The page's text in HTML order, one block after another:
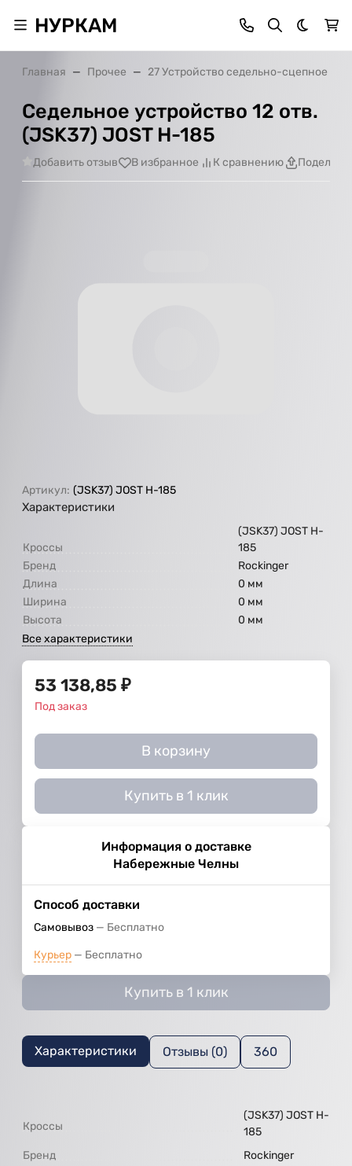
НУРКАМ Темная
Главная Прочее 27 Устройство седельно-сцепное
Седельное устройство 12 отв.
(JSK37) JOST H-185
Добавить отзыв В избранное К сравнению
Артикул: (JSK37) JOST H-185
Характеристики
Кроссы
(JSK37) JOST H-
185
Бренд
Rockinger
Длина
0 мм
Ширина
0 мм
Высота
0 мм
Все характеристики
53 138,85 ₽
Под заказ
В корзину
Купить в 1 клик
Информация о доставке
Набережные Челны
Способ доставки
Самовывоз Бесплатно
Курьер Бесплатно
Купить в 1 клик
Характеристики Отзывы (0) 360
Кроссы
(JSK37) JOST H-
185
Бренд
Rockinger